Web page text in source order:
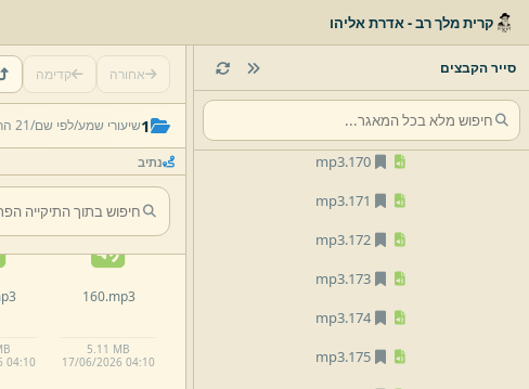
קרית מלך רב - אדרת אליהו
סייר הקבצים
167.
mp3
169.
170.
mp3
171.
mp3
172.
mp3
173.
mp3
174.
mp3
175.
mp3
אחורה קדימה
1שיעורי שמע/לפי שם/21 הרב אברהם פנט/
נתיב
17/06/2026 04:09
04:09
160.mp3
5.11 MB
17/06/2026 04:10
04:10